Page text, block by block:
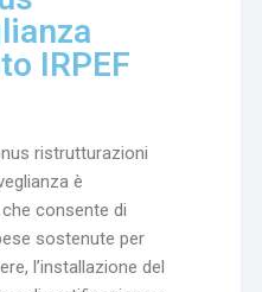
IRPEF
ristrutturazioni
è
consente di
sostenute per
l’installazione del